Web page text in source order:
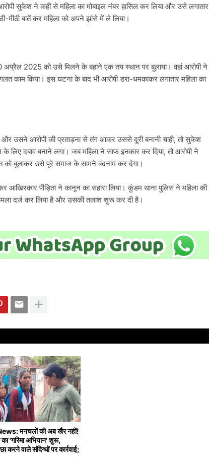
सुकेश ने कहीं से महिला का मोबाइल नंबर हासिल कर लिया और उसे लगातार
बातें कर महिला को अपने झांसे में ले लिया।
अप्रैल 2025 को उसे मिलने के बहाने एक तय स्थान पर बुलाया। वहां आरोपी ने
काम किया। इस घटना के बाद भी आरोपी डरा-धमकाकर लगातार महिला का
उसने आरोपी की प्रताड़ना से तंग आकर उससे दूरी बनानी चाही, तो सुकेश
के लिए दबाव बनाने लगा। जब महिला ने साफ इनकार कर दिया, तो आरोपी ने
बुलाकर उसे पूरे समाज के सामने बदनाम कर देगा।
आखिरकार पीड़िता ने कानून का सहारा लिया। कुंडम थाना पुलिस ने महिला की
दर्ज कर लिया है और उसकी तलाश शुरू कर दी है।
मनचलों की अब खैर नहीं!
'गरिमा अभियान' शुरू,
करने वाले संदिग्धों पर कार्रवाई;